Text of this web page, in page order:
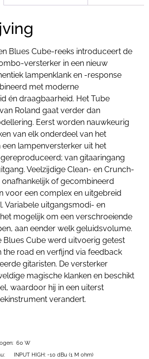
Blues Cube-reeks introduceert de
versterker in een nieuw
lampenklank en -response
met moderne
én draagbaarheid. Het Tube
Roland gaat verder dan
Eerst worden nauwkeurig
van elk onderdeel van het
een lampenversterker uit het
van gitaaringang
Veelzijdige Clean- en Crunch-
onafhankelijk of gecombineerd
voor een complex en uitgebreid
Variabele uitgangsmodi- en
mogelijk om een verschroeiende
aan eender welk geluidsvolume.
Blues Cube werd uitvoerig getest
road en verfijnd via feedback
gitaristen. De versterker
magische klanken en beschikt
waardoor hij in een uiterst
verandert.
60 W
:
INPUT HIGH: -10 dBu (1 M ohm)